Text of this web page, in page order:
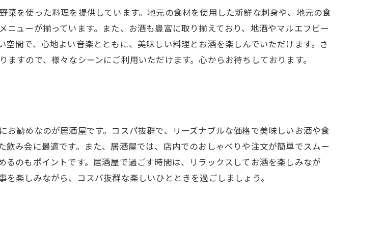
を使った料理を提供しています。地元の食材を使用した新鮮な刺身や、地元の食
ューが揃っています。また、お酒も豊富に取り揃えており、地酒やマルエフビー
間で、心地よい音楽とともに、美味しい料理とお酒を楽しんでいただけます。さ
すので、様々なシーンにご利用いただけます。心からお待ちしております。
勧めなのが居酒屋です。コスパ抜群で、リーズナブルな価格で美味しいお酒や食
み会に最適です。また、居酒屋では、店内でのおしゃべりや注文が簡単でスムー
のもポイントです。居酒屋で過ごす時間は、リラックスしてお酒を楽しみなが
楽しみながら、コスパ抜群な楽しいひとときを過ごしましょう。